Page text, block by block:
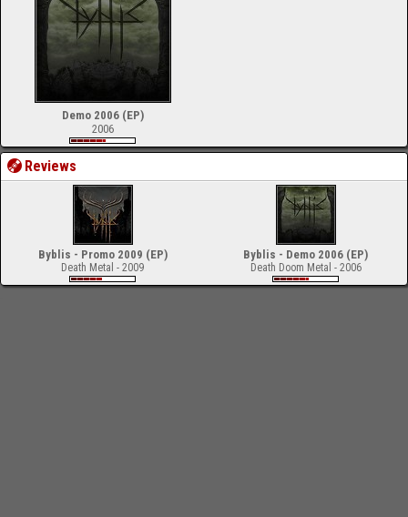
Demo 2006 (EP)
2006
Reviews
Byblis - Promo 2009 (EP)
Death Metal - 2009
Byblis - Demo 2006 (EP)
Death Doom Metal - 2006